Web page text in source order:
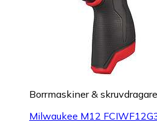
Borrmaskiner & skruvdragare
Milwaukee M12